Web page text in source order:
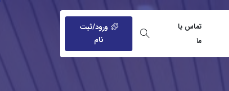
تماس با
ما
ورود/ثبت
نام